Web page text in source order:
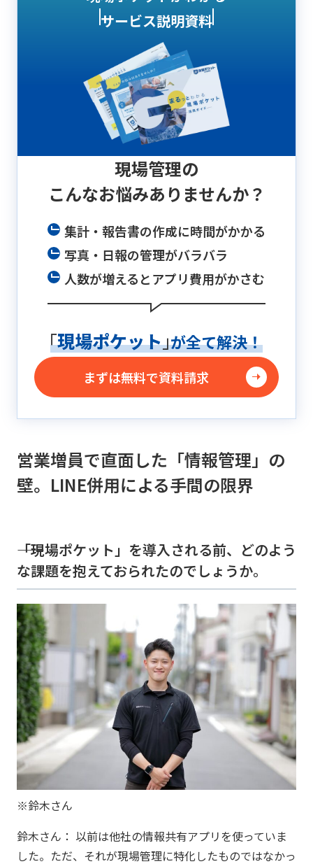
サービス説明資料
現場管理の
こんなお悩みありませんか？
集計・報告書の作成に時間がかかる
写真・日報の管理がバラバラ
人数が増えるとアプリ費用がかさむ
「現場ポケット」
が全て解決！
まずは無料で資料請求
営業増員で直面した「情報管理」の
壁。LINE併用による手間の限界
――「現場ポケット」を導入される前、どのよう
な課題を抱えておられたのでしょうか。
※鈴木さん
鈴木さん： 以前は他社の情報共有アプリを使っていま
した。ただ、それが現場管理に特化したものではなかっ